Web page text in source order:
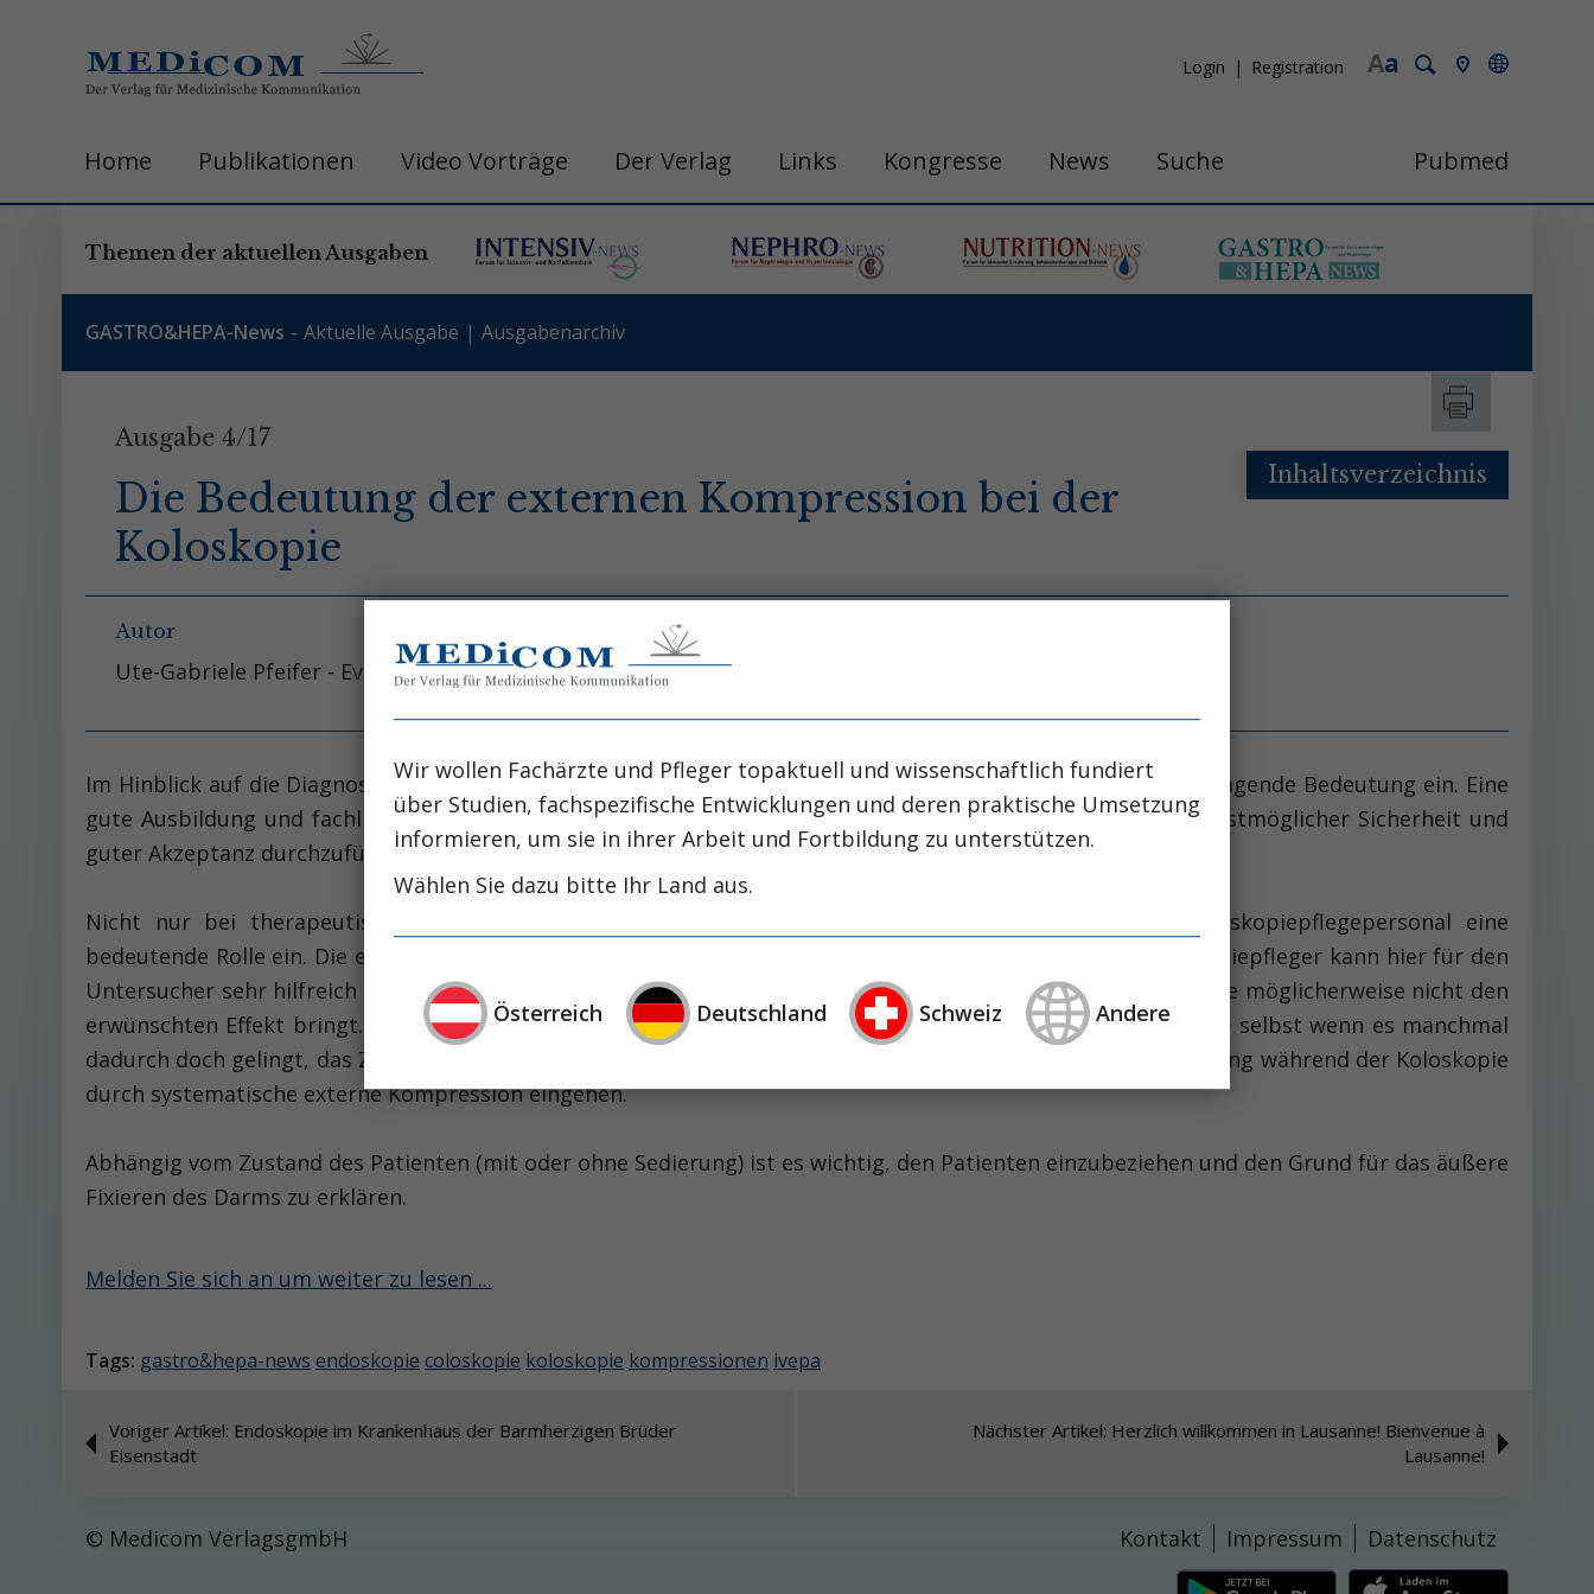
a
A
Login Registration
Home Publikationen Video Vorträge Der Verlag Links Kongresse News Suche Pubmed
Themen der aktuellen Ausgaben
GASTRO&HEPA-News Aktuelle Ausgabe Ausgabenarchiv
Ausgabe 4/17
Die Bedeutung der externen Kompression bei der
Koloskopie
Autor
Ute-Gabriele Pfeifer - Evangelische Krankenhaus Düsseldorf
Inhaltsverzeichnis
Im Hinblick auf die Diagnostik von Kolonpolypen und Neoplasien im Darm nimmt die Koloskopie eine herausragende Bedeutung ein. Eine
gute Ausbildung und fachliche Kompetenzen sind notwendig, um die Koloskopie für den Patienten mit höchstmöglicher Sicherheit und
guter Akzeptanz durchzuführen.
Nicht nur bei therapeutischen Kolo­skopien, wie etwa bei schwierigen Polypektomien, nimmt das Endoskopiepflegepersonal eine
bedeutende Rolle ein. Die externe Kompression des Darms durch die Endoskopieschwester oder den Endoskopiepfleger kann hier für den
Untersucher sehr hilfreich sein. Immer wieder beobachte ich während der Koloskopie externe Kompression, die möglicherweise nicht den
erwünschten Effekt bringt. Insbesondere in Linksseitenlage kann eine Kompression nur unsystematisch sein – selbst wenn es manchmal
dadurch doch gelingt, das Zoekum zu erreichen. Ich möchte in diesem Beitrag auf die pflegerische Unterstützung während der Koloskopie
durch systematische externe Kompression eingehen.
Abhängig vom Zustand des Patienten (mit oder ohne Sedierung) ist es wichtig, den Patienten einzubeziehen und den Grund für das äußere
Fixieren des Darms zu erklären.
Melden Sie sich an um weiter zu lesen ...
Tags: gastro&hepa-news endoskopie coloskopie koloskopie kompressionen ivepa
Voriger Artikel: Endoskopie im Krankenhaus der Barmherzigen Brüder
Eisenstadt
Nächster Artikel: Herzlich willkommen in Lausanne! Bienvenue à
Lausanne!
© Medicom VerlagsgmbH Kontakt Impressum Datenschutz
Wir wollen Fachärzte und Pfleger topaktuell und wissenschaftlich fundiert
über Studien, fachspezifische Entwicklungen und deren praktische Umsetzung
informieren, um sie in ihrer Arbeit und Fortbildung zu unterstützen.
Wählen Sie dazu bitte Ihr Land aus.
Österreich Deutschland Schweiz Andere